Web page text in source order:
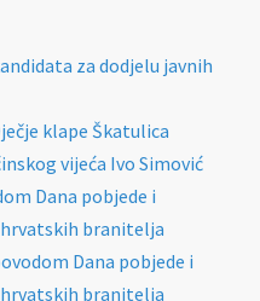
za dodjelu javnih
klape Škatulica
vijeća Ivo Simović
Dana pobjede i
branitelja
Dana pobjede i
branitelja